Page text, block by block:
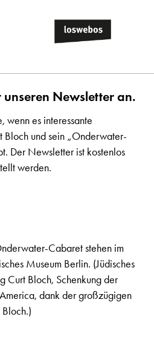
unseren Newsletter an.
wenn es interessante
Bloch und sein „Onderwater-
Der Newsletter ist kostenlos
werden.
Cabaret stehen im
Museum Berlin. (Jüdisches
Curt Bloch, Schenkung der
dank der großzügigen